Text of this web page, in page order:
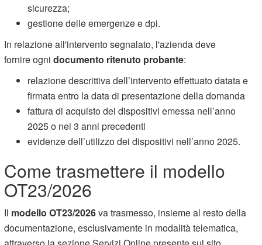
sicurezza;
gestione delle emergenze e dpi.
In relazione all'intervento segnalato, l'azienda deve
fornire ognidocumento ritenuto probante:
relazione descrittiva dell’intervento effettuato datata e
firmata entro la data di presentazione della domanda
fattura di acquisto dei dispositivi emessa nell’anno
2025 o nei 3 anni precedenti
evidenze dell’utilizzo dei dispositivi nell’anno 2025.
Come trasmettere il modello
OT23/2026
Il modello OT23/2026va trasmesso, insieme al resto della
documentazione, esclusivamente in modalità telematica,